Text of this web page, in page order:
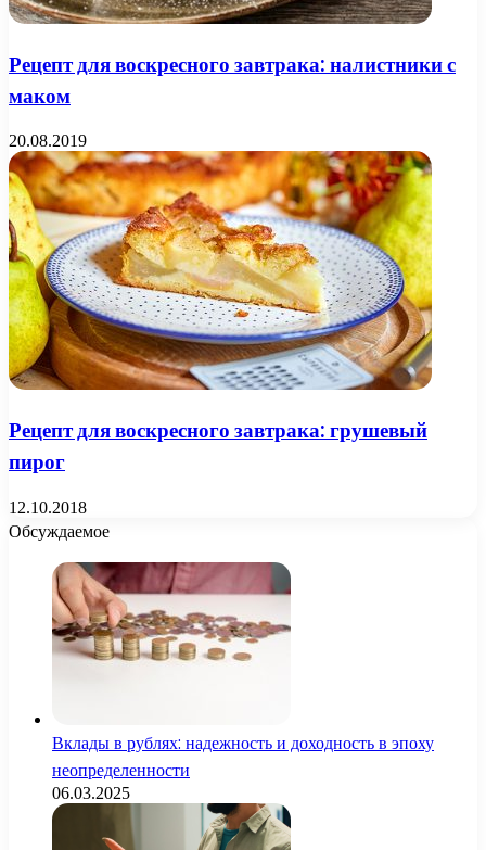
Рецепт для воскресного завтрака: налистники с
маком
20.08.2019
Рецепт для воскресного завтрака: грушевый
пирог
12.10.2018
Обсуждаемое
Вклады в рублях: надежность и доходность в эпоху
неопределенности
06.03.2025